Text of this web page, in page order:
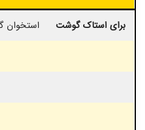
برای استاک گوشت استخوان